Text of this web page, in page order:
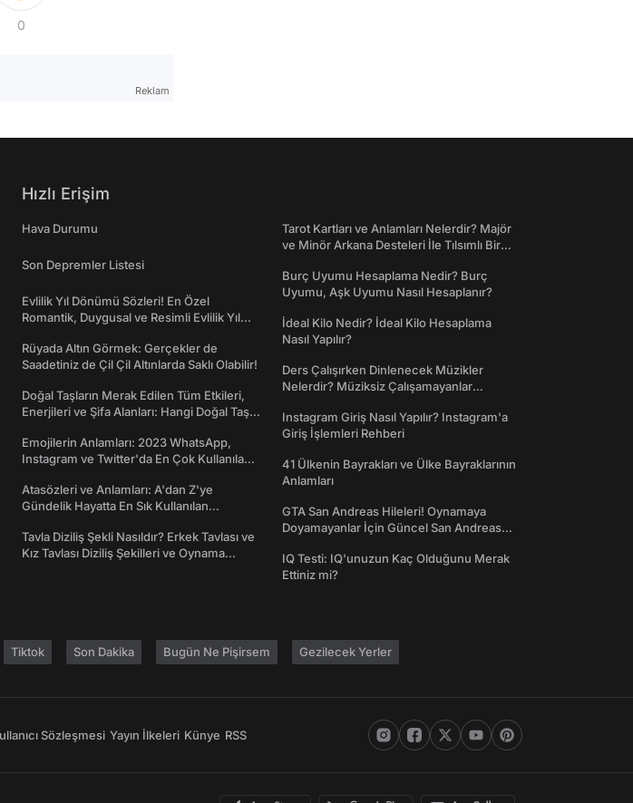
0
Reklam
Hızlı Erişim
Hava Durumu
Son Depremler Listesi
Evlilik Yıl Dönümü Sözleri! En Özel
Romantik, Duygusal ve Resimli Evlilik Yıl
Rüyada Altın Görmek: Gerçekler de
Saadetiniz de Çil Çil Altınlarda Saklı Olabilir!
Doğal Taşların Merak Edilen Tüm Etkileri,
Enerjileri ve Şifa Alanları: Hangi Doğal Taş
Emojilerin Anlamları: 2023 WhatsApp,
Instagram ve Twitter'da En Çok Kullanılan
Atasözleri ve Anlamları: A'dan Z'ye
Gündelik Hayatta En Sık Kullanılan
Tavla Diziliş Şekli Nasıldır? Erkek Tavlası ve
Kız Tavlası Diziliş Şekilleri ve Oynama
Tarot Kartları ve Anlamları Nelerdir? Majör
ve Minör Arkana Desteleri İle Tılsımlı Bir
Burç Uyumu Hesaplama Nedir? Burç
Uyumu, Aşk Uyumu Nasıl Hesaplanır?
İdeal Kilo Nedir? İdeal Kilo Hesaplama
Nasıl Yapılır?
Ders Çalışırken Dinlenecek Müzikler
Nelerdir? Müziksiz Çalışamayanlar
Instagram Giriş Nasıl Yapılır? Instagram'a
Giriş İşlemleri Rehberi
41 Ülkenin Bayrakları ve Ülke Bayraklarının
Anlamları
GTA San Andreas Hileleri! Oynamaya
Doyamayanlar İçin Güncel San Andreas
IQ Testi: IQ'unuzun Kaç Olduğunu Merak
Ettiniz mi?
Tiktok Son Dakika Bugün Ne Pişirsem Gezilecek Yerler
Sözleşmesi Yayın İlkeleri Künye RSS